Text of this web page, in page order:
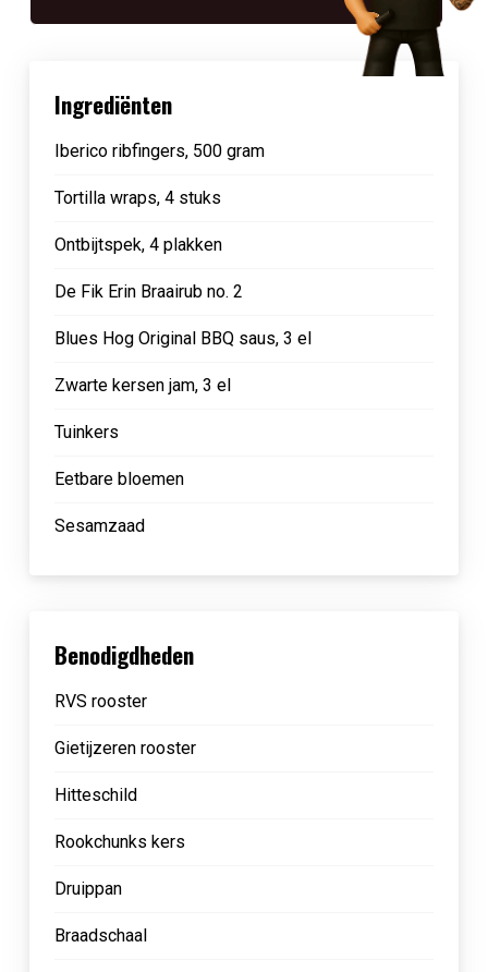
Ingrediënten
Iberico ribfingers, 500 gram
Tortilla wraps, 4 stuks
Ontbijtspek, 4 plakken
De Fik Erin Braairub no. 2
Blues Hog Original BBQ saus, 3 el
Zwarte kersen jam, 3 el
Tuinkers
Eetbare bloemen
Sesamzaad
Benodigdheden
RVS rooster
Gietijzeren rooster
Hitteschild
Rookchunks kers
Druippan
Braadschaal